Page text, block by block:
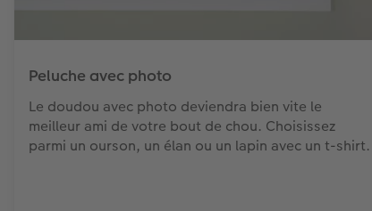
Peluche avec photo
Le doudou avec photo deviendra bien vite le
meilleur ami de votre bout de chou. Choisissez
parmi un ourson, un élan ou un lapin avec un t-shirt.